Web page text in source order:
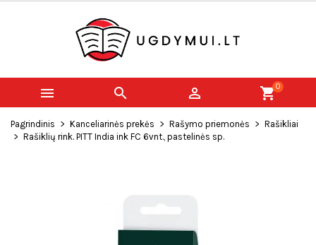
   shopping_cart0
Pagrindinis Kanceliarinės prekės Rašymo priemonės
Rašikliai
Rašiklių rink. PITT India ink FC 6vnt., pastelinės sp.